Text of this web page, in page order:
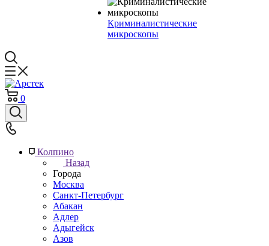
Криминалистические
микроскопы
0
Колпино
Назад
Города
Москва
Санкт-Петербург
Абакан
Адлер
Адыгейск
Азов